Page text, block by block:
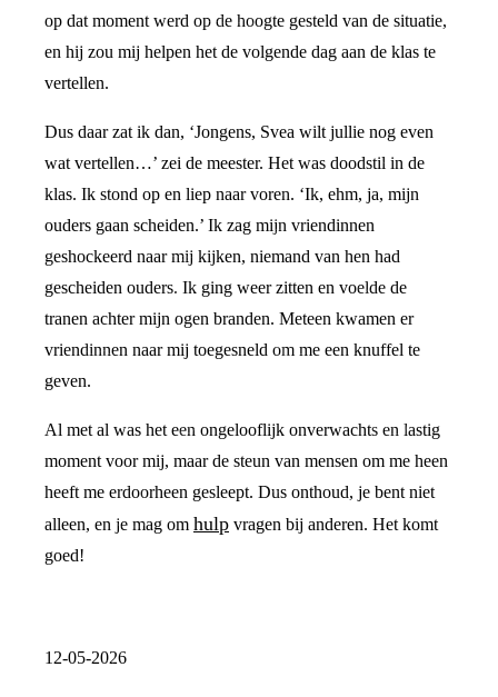
op dat moment werd op de hoogte gesteld van de situatie,
en hij zou mij helpen het de volgende dag aan de klas te
vertellen.
Dus daar zat ik dan, ‘Jongens, Svea wilt jullie nog even
wat vertellen…’ zei de meester. Het was doodstil in de
klas. Ik stond op en liep naar voren. ‘Ik, ehm, ja, mijn
ouders gaan scheiden.’ Ik zag mijn vriendinnen
geshockeerd naar mij kijken, niemand van hen had
gescheiden ouders. Ik ging weer zitten en voelde de
tranen achter mijn ogen branden. Meteen kwamen er
vriendinnen naar mij toegesneld om me een knuffel te
geven.
Al met al was het een ongelooflijk onverwachts en lastig
moment voor mij, maar de steun van mensen om me heen
heeft me erdoorheen gesleept. Dus onthoud, je bent niet
alleen, en je mag om hulp vragen bij anderen. Het komt
goed!
12-05-2026